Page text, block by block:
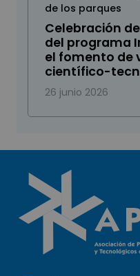
de los parques
Celebración
del programa
el fomento de
científico-
26 junio 2026